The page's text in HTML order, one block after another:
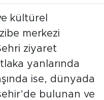
kültürel
merkezi
ziyaret
yanlarında
ise, dünyada
bulunan ve